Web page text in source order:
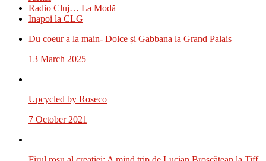
Radio Cluj… La Modă
Inapoi la CLG
Du coeur a la main- Dolce și Gabbana la Grand Palais
13 March 2025
Upcycled by Roseco
7 October 2021